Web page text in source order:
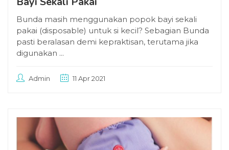
Bunda masih menggunakan popok bayi sekali
pakai (disposable) untuk si kecil? Sebagian Bunda
pasti beralasan demi kepraktisan, terutama jika
digunakan ...
Admin 11 Apr 2021